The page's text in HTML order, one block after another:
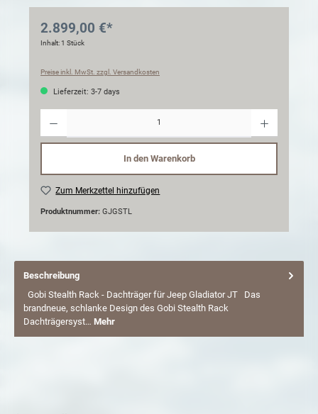
2.899,00 €*
Inhalt:1 Stück
Preise inkl. MwSt. zzgl. Versandkosten
Lieferzeit: 3-7 days
In den Warenkorb
Zum Merkzettel hinzufügen
Produktnummer: GJGSTL
Beschreibung
Gobi Stealth Rack - Dachträger für Jeep Gladiator JT Das
brandneue, schlanke Design des Gobi Stealth Rack
Dachträgersyst… Mehr